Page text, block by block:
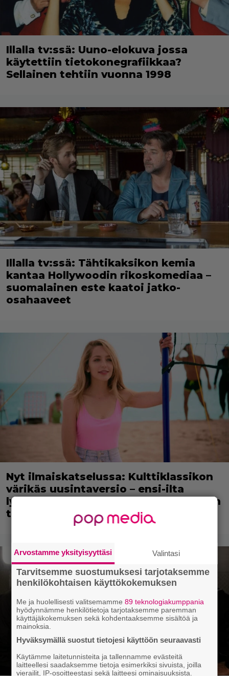
Illalla tv:ssä: Uuno-elokuva jossa
käytettiin tietokonegrafiikkaa?
Sellainen tehtiin vuonna 1998
Illalla tv:ssä: Tähtikaksikon kemia
kantaa Hollywoodin rikoskomediaa –
suomalainen este kaatoi jatko-
osahaaveet
Nyt ilmaiskatselussa: Kulttiklassikon
värikäs uusintaversio – ensi-ilta
lykkääntyi vastenmielisen kohuvideon
takia
Arvostamme yksityisyyttäsi Valintasi
Tarvitsemme suostumuksesi tarjotaksemme
henkilökohtaisen käyttökokemuksen
Me ja huolellisesti valitsemamme89 teknologiakumppania
hyödynnämme henkilötietoja tarjotaksemme paremman
käyttäjäkokemuksen sekä kohdentaaksemme sisältöä ja
mainoksia.
Hyväksymällä suostut tietojesi käyttöön seuraavasti
Käytämme laitetunnisteita ja tallennamme evästeitä
laitteellesi saadaksemme tietoja esimerkiksi sivuista, joilla
vierailit, IP-osoitteestasi sekä laitteesi ominaisuuksista.